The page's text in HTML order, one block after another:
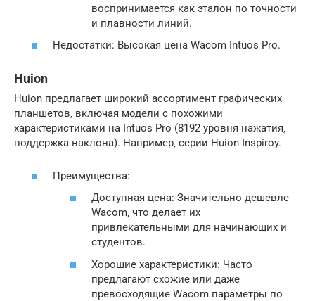
воспринимается как эталон по точности
и плавности линий.
Недостатки: Высокая цена Wacom Intuos Pro.
Huion
Huion предлагает широкий ассортимент графических
планшетов‚ включая модели с похожими
характеристиками на Intuos Pro (8192 уровня нажатия‚
поддержка наклона). Например‚ серии Huion Inspiroy.
Преимущества:
Доступная цена: Значительно дешевле
Wacom‚ что делает их
привлекательными для начинающих и
студентов.
Хорошие характеристики: Часто
предлагают схожие или даже
превосходящие Wacom параметры по